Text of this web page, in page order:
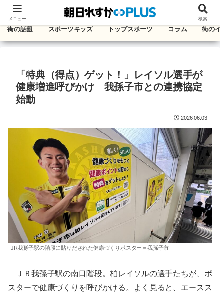
千葉・東葛エリアのタウン情報紙
街の話題 スポーツキッズ トップスポーツ コラム 街の
「特典（得点）ゲット！」レイソル選手が
健康増進呼びかけ 我孫子市との連携協定
始動
2026.06.03
JR我孫子駅の階段に貼りだされた健康づくりポスター＝我孫子市
ＪＲ我孫子駅の南口階段。柏レイソルの選手たちが、ポ
スターで健康づくりを呼びかける。よく見ると、エースス
メニュー 検索